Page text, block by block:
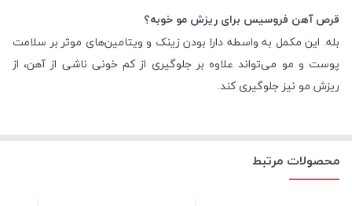
قرص آهن فروسیس برای ریزش مو خوبه؟
بله. این مکمل به واسطه دارا بودن زینک و ویتامین‌های موثر بر سلامت
پوست و مو می‌تواند علاوه بر جلوگیری از کم خونی ناشی از آهن، از
ریزش مو نیز جلوگیری کند.
محصولات مرتبط